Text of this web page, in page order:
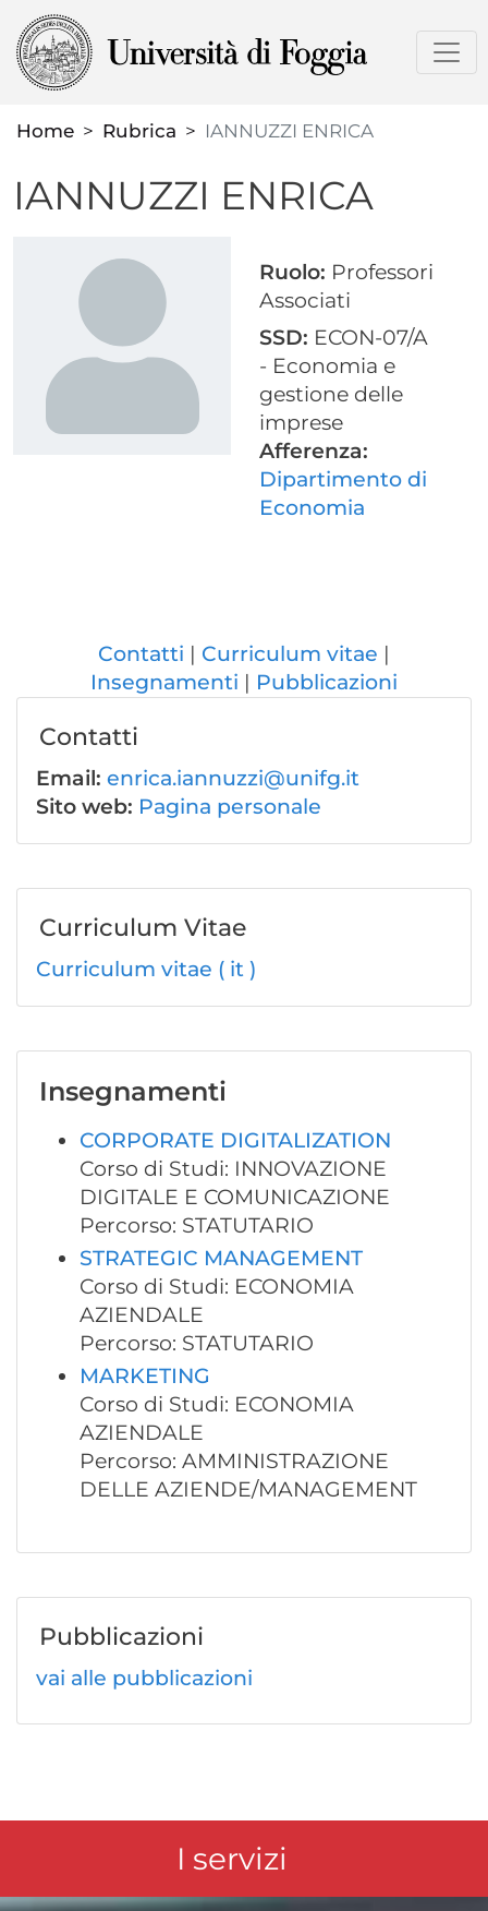
al
contenuto
Home
Rubrica IANNUZZI ENRICA
IANNUZZI ENRICA
Ruolo: Professori
Associati
SSD: ECON-07/A
- Economia e
gestione delle
imprese
Afferenza:
Dipartimento di
Economia
Contatti
Curriculum vitae
Insegnamenti
Pubblicazioni
Contatti
Email: enrica.iannuzzi@unifg.it
Sito web: Pagina personale
Curriculum Vitae
Curriculum vitae ( it )
Insegnamenti
CORPORATE DIGITALIZATION
Corso di Studi: INNOVAZIONE
DIGITALE E COMUNICAZIONE
Percorso: STATUTARIO
STRATEGIC MANAGEMENT
Corso di Studi: ECONOMIA
AZIENDALE
Percorso: STATUTARIO
MARKETING
Corso di Studi: ECONOMIA
AZIENDALE
Percorso: AMMINISTRAZIONE
DELLE AZIENDE/MANAGEMENT
Pubblicazioni
vai alle pubblicazioni
I servizi